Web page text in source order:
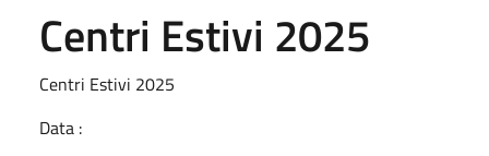
Centri Estivi 2025
Centri Estivi 2025
Data :